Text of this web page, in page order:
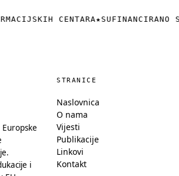
CENTARA★SUFINANCIRANO
i
STRANICE
Naslovnica
O nama
Vijesti
Publikacije
Linkovi
Kontakt